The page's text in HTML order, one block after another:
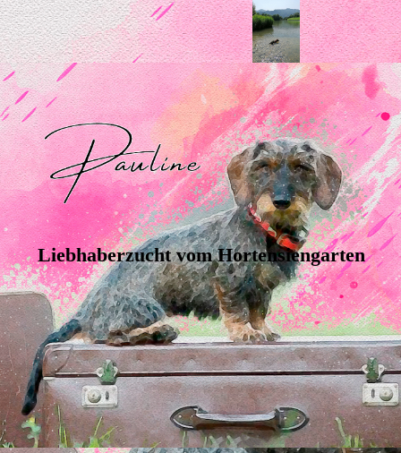
Liebhaberzucht vom Hortensiengarten